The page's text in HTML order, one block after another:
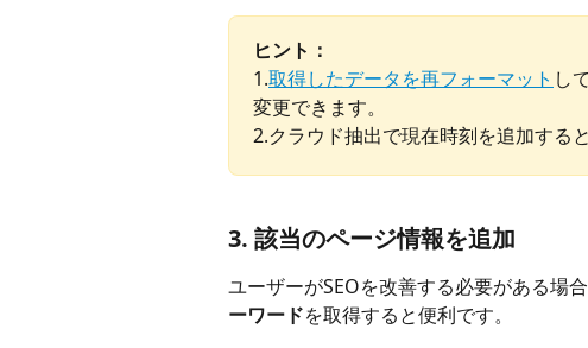
ヒント：
1.取得したデータを再フォーマット し
変更できます。
2.クラウド抽出で現在時刻を追加すると
3. 該当のページ情報を追加
ユーザーがSEOを改善する必要がある場合
ーワードを取得すると便利です。